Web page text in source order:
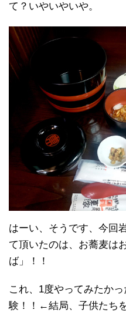
て？いやいやいや。
はーい、そうです、今回
て頂いたのは、お蕎麦は
ば」！！
これ、1度やってみたか
験！！←結局、子供たち